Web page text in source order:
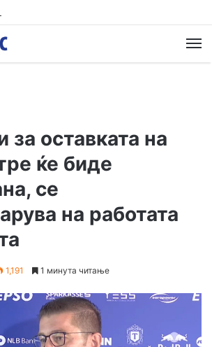
за оставката на
ќе биде
се
на работата
1,191 1 минута читање